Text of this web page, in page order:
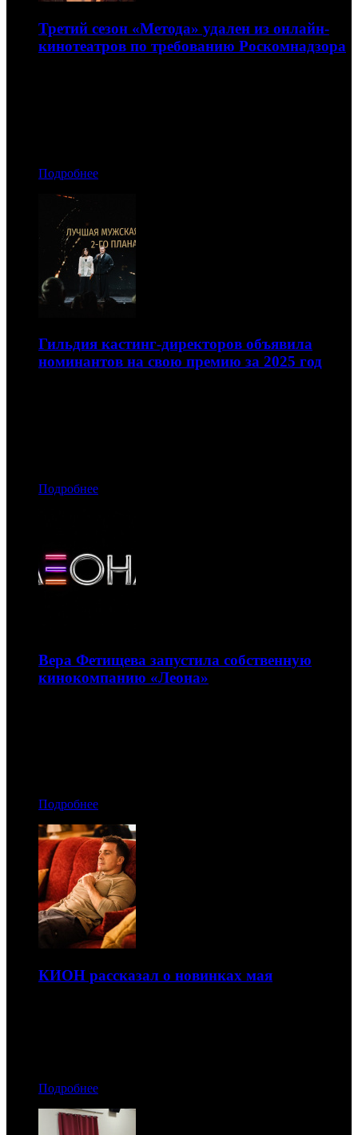
Третий сезон «Метода» удален из онлайн-
кинотеатров по требованию Роскомнадзора
Подробнее
Гильдия кастинг-директоров объявила
номинантов на свою премию за 2025 год
Подробнее
Вера Фетищева запустила собственную
кинокомпанию «Леона»
Подробнее
КИОН рассказал о новинках мая
Подробнее